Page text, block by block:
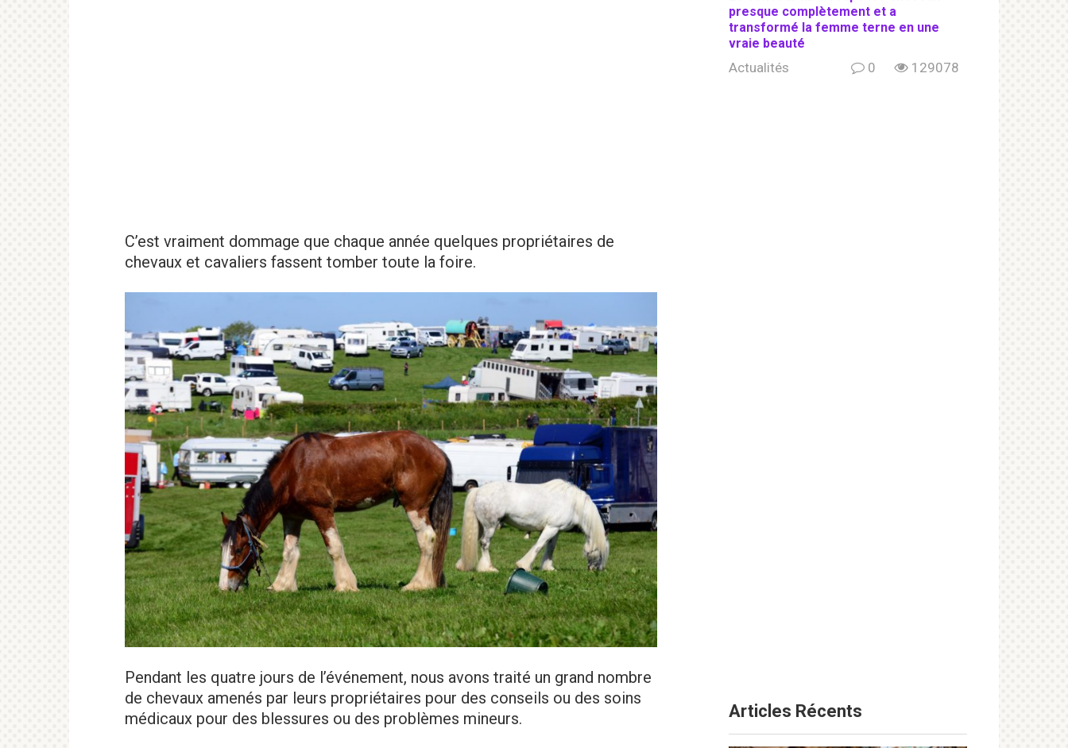
C’est vraiment dommage que chaque année quelques propriétaires de
chevaux et cavaliers fassent tomber toute la foire.
Pendant les quatre jours de l’événement, nous avons traité un grand nombre
de chevaux amenés par leurs propriétaires pour des conseils ou des soins
médicaux pour des blessures ou des problèmes mineurs.
presque complètement et a
transformé la femme terne en une
vraie beauté
Actualités 0 129078
Articles Récents